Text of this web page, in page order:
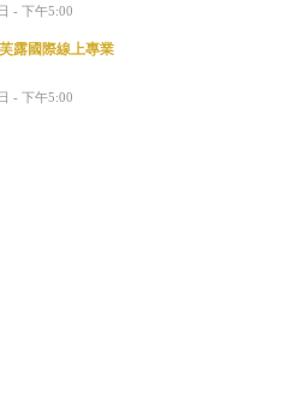
- 下午5:00
露國際線上專業
- 下午5:00